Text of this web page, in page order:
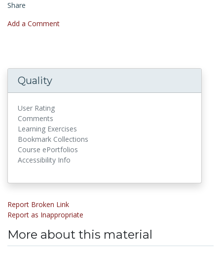
Share
Add a Comment
Quality
User Rating
Comments
Learning Exercises
Bookmark Collections
Course ePortfolios
Accessibility Info
Report Broken Link
Report as Inappropriate
More about this material